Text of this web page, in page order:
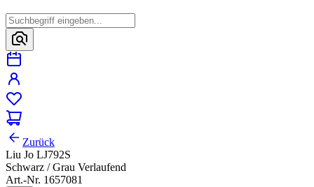
Zurück
Liu Jo LJ792S
Schwarz / Grau Verlaufend
Art.-Nr. 1657081